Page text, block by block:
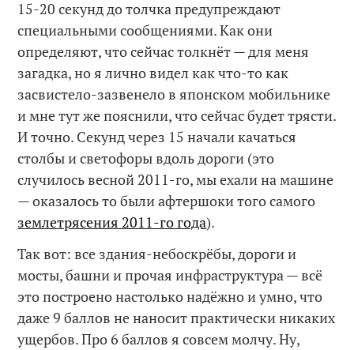
15-20 секунд до толчка предупреждают
специальными сообщениями. Как они
определяют, что сейчас толкнёт — для меня
загадка, но я лично видел как что-то как
засвистело-зазвенело в японском мобильнике
и мне тут же пояснили, что сейчас будет трясти.
И точно. Секунд через 15 начали качаться
столбы и светофоры вдоль дороги (это
случилось весной 2011-го, мы ехали на машине
— оказалось то были афтершоки того самого
землетрясения 2011-го года).
Так вот: все здания-небоскрёбы, дороги и
мосты, башни и прочая инфраструктура — всё
это построено настолько надёжно и умно, что
даже 9 баллов не наносит практически никаких
ущербов. Про 6 баллов я совсем молчу. Ну,